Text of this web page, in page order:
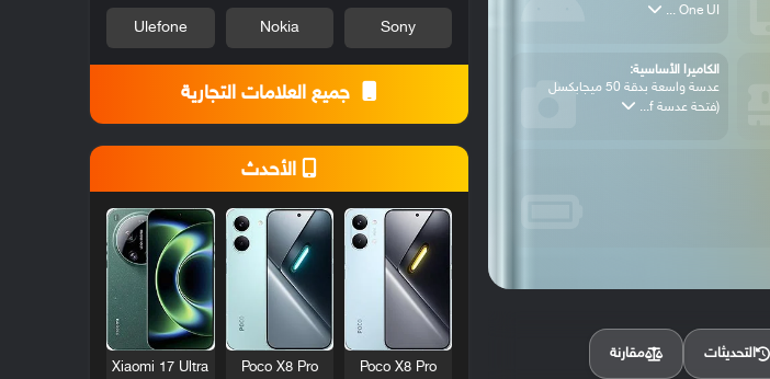
One UI ...
الكاميرا الأساسية:
عدسة واسعة بدقة 50 ميجابكسل
(فتحة عدسة f...
التحديثات مقارنة
Sony
Nokia
Ulefone
جميع العلامات التجارية
الأحدث
Poco X8 Pro
Poco X8 Pro
Xiaomi 17 Ultra